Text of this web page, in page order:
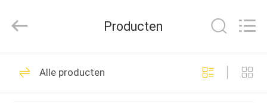
THUIS
(Group)
Rights
XLPE geïsoleerde
306
Producten
Alle producten